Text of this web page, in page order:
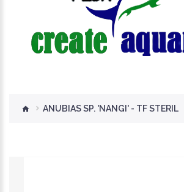
ANUBIAS SP. 'NANGI' - TF STERIL